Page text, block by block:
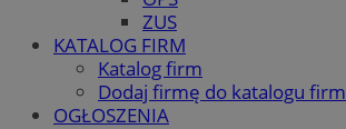
ZUS
KATALOG FIRM
Katalog firm
Dodaj firmę do katalogu firm
OGŁOSZENIA